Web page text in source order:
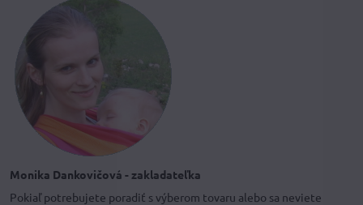
Monika Dankovičová - zakladateľka
Pokiaľ potrebujete poradiť s výberom tovaru alebo sa neviete